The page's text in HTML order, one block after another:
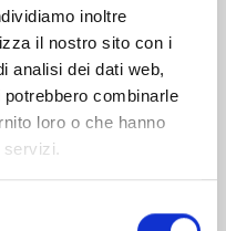
inoltre
il nostro sito con i
analisi dei dati web,
combinarle
loro o che hanno
servizi.